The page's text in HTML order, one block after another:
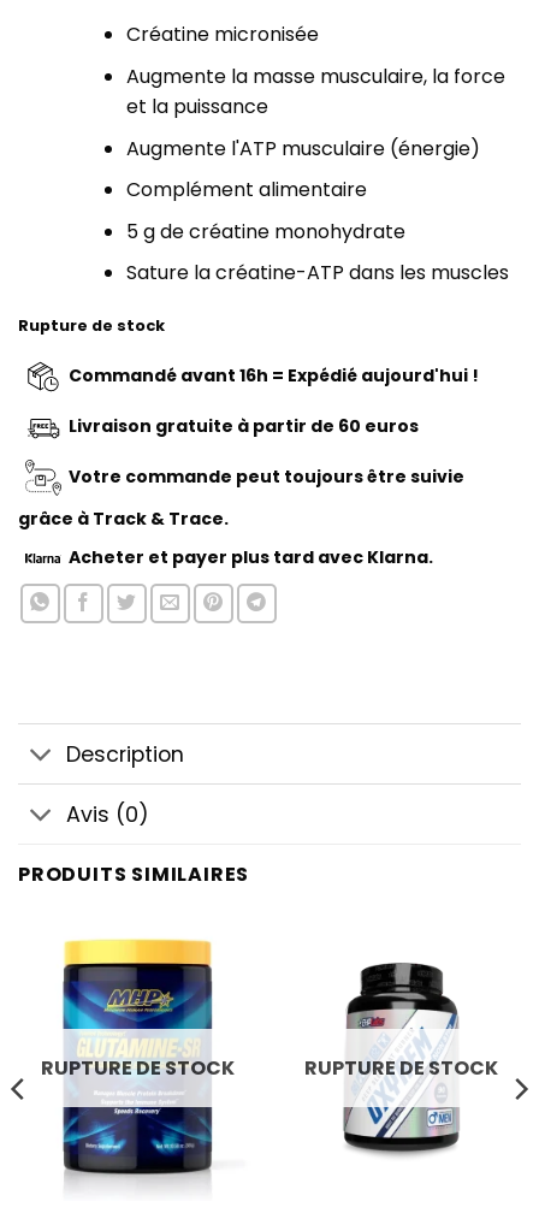
Créatine micronisée
Augmente la masse musculaire, la force
et la puissance
Augmente l'ATP musculaire (énergie)
Complément alimentaire
5 g de créatine monohydrate
Sature la créatine-ATP dans les muscles
Rupture de stock
Commandé avant 16h = Expédié aujourd'hui !
Livraison gratuite à partir de 60 euros
Votre commande peut toujours être suivie
grâce à Track & Trace.
Acheter et payer plus tard avec Klarna.
Description
Avis (0)
PRODUITS SIMILAIRES
RUPTURE DE STOCK RUPTURE DE STOCK